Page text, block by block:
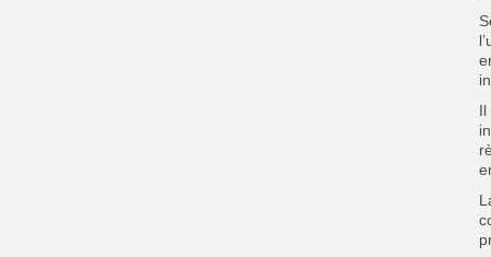
Il